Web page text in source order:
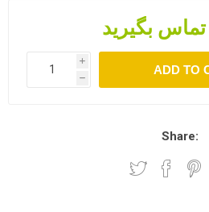
بگیرید
i
h
ADD TO
Share: